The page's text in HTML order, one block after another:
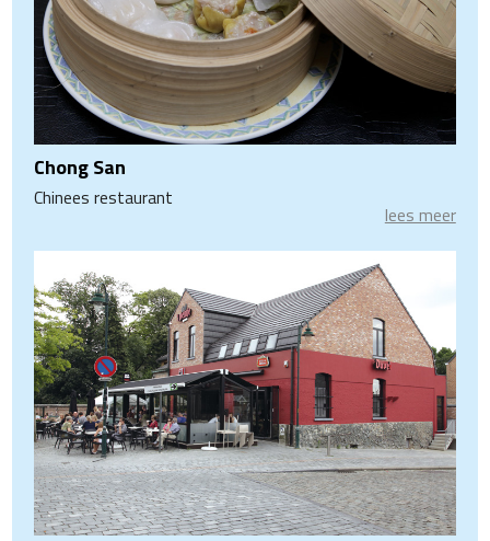
Chong San
Chinees restaurant
lees meer